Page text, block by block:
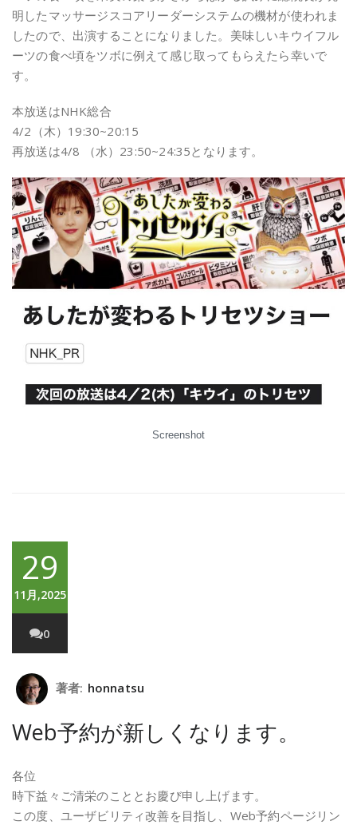
明したマッサージスコアリーダーシステムの機材が使われま
したので、出演することになりました。美味しいキウイフル
ーツの食べ頃をツボに例えて感じ取ってもらえたら幸いで
す。
本放送はNHK総合
4/2（木）19:30~20:15
再放送は4/8 （水）23:50~24:35となります。
Screenshot
29
11月,2025
0
著者: honnatsu
Web予約が新しくなります。
各位
時下益々ご清栄のこととお慶び申し上げます。
この度、ユーザビリティ改善を目指し、Web予約ページリン